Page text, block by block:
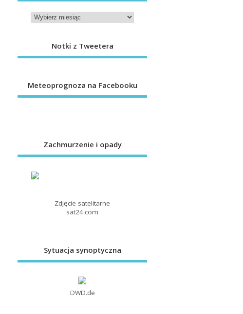
Notki z Tweetera
Meteoprognoza na Facebooku
Zachmurzenie i opady
Zdjęcie satelitarne
sat24.com
Sytuacja synoptyczna
DWD.de